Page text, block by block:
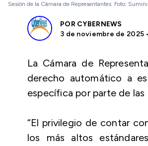
Sesión de la Cámara de Representantes. Foto:
POR CYBERNEWS
3 de noviembre de 2025
La Cámara de
derecho automático a
específica por parte de las
“El privilegio de contar
los más altos